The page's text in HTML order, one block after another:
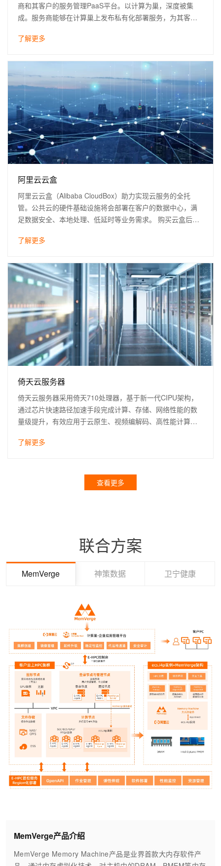
商和其客户的服务管理PaaS平台。以计算为巢，深度被集
成。服务商能够在计算巢上发布私有化部署服务，为其客户
务，赋能服务商托管其客户资源。
了解更多
阿里云云盒
阿里云云盒（Alibaba CloudBox）助力实现云服务的全托
管。公共云的硬件基础设施将会部署在客户的数据中心，满
足数据安全、本地处理、低延时等业务需求。 购买云盒后，
客户可以在云盒上方便地创建弹性计算实例，并且也能够轻
了解更多
倚天云服务器
倚天云服务器采用倚天710处理器，基于新一代CIPU架构，
通过芯片快速路径加速手段完成计算、存储、网络性能的数
量级提升，有效应用于云原生、视频编解码、高性能计算、
了解更多
查看更多
联合方案
MemVerge 神策数据 卫宁健康
MemVerge产品介绍
MemVerge Memory Machine产品是业界首款大内存软件产